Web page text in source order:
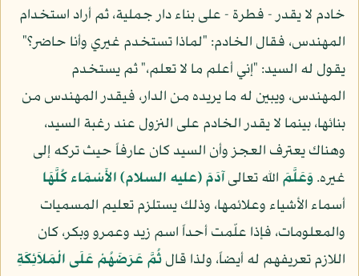
خادم لا يقدر - فطرة - على بناء دار جملية، ثم أراد استخدام
المهندس، فقال الخادم: "لماذا تستخدم غيري وأنا حاضر؟"
يقول له السيد: "إني أعلم ما لا تعلم،" ثم يستخدم
المهندس، ويبين له ما يريده من الدار، فيقدر المهندس من
بنائها، بينما لا يقدر الخادم على النزول عند رغبة السيد،
وهناك يعترف العجز وأن السيد كان عارفاً حيث تركه إلى
غيره.وَعَلَّمَ الله تعالىآدَمَ(عليه السلام)الأَسْمَاء كُلَّهَا
أسماء الأشياء وعلائمها، وذلك يستلزم تعليم المسميات
والمعلومات، فإذا علّمت أحداً اسم زيد وعمرو وبكر، كان
اللازم تعريفهم له أيضاً، ولذا قالثُمَّ عَرَضَهُمْ عَلَى الْمَلاَئِكَةِ